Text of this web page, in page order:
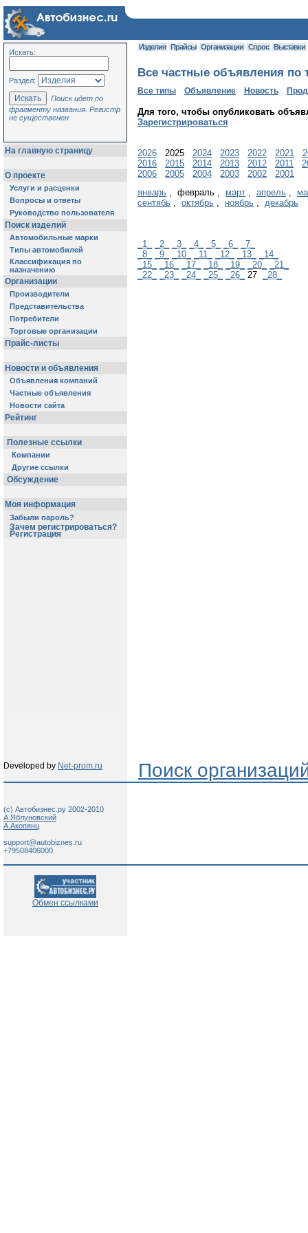
Искать:
Раздел:
Поиск идет по
фрагменту названия. Регистр
не существенен
На главную страницу
О проекте
Услуги и расценки
Вопросы и ответы
Руководство пользователя
Поиск изделий
Автомобильные марки
Типы автомобилей
Классификация по
назначению
Организации
Производители
Представительства
Потребители
Торговые организации
Прайс-листы
Новости и объявления
Объявления компаний
Частные объявления
Новости сайта
Рейтинг
Полезные ссылки
Компании
Другие ссылки
Обсуждение
Моя информация
Забыли пароль?
Зачем регистрироваться?
Регистрация
Изделия Прайсы Организации Спрос Выставки
Все частные объявления по
Все типы Объявление Новость
Для того, чтобы опубликовать
Зарегистрироваться
2026 2025 2024 2023 2022 2021
2016
2015 2014 2013 2012 2011
2006
2005 2004 2003 2002
2001
январь , февраль , март , апрель ,
сентябь , октябрь , ноябрь , декабрь
_1_ _2_ _3_ _4_ _5_ _6_
_7_
_8_
_9_ _10_ _11_ _12_ _13_
_14_
_15_
_16_ _17_ _18_ _19_ _20_
_21_
_22_
_23_ _24_ _25_ _26_ 27 _28_
Developed by Net-prom.ru Поиск
(c) Автобизнес.ру 2002-2010
А.Яблуновский
А.Акопянц
support@autobiznes.ru
+79508406000
Обмен ссылками